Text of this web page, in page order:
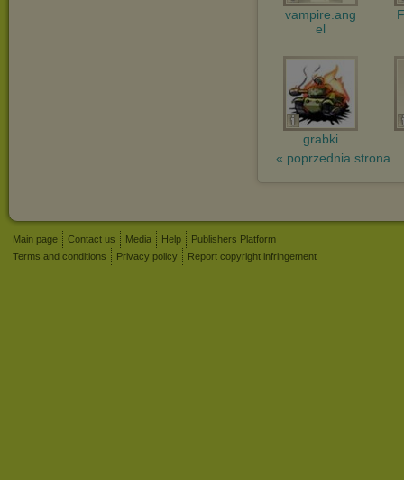
vampire.ang
el
grabki
« poprzednia strona
Main page Contact us Media Help
Publishers Platform
Terms and conditions
Privacy policy Report copyright infringement